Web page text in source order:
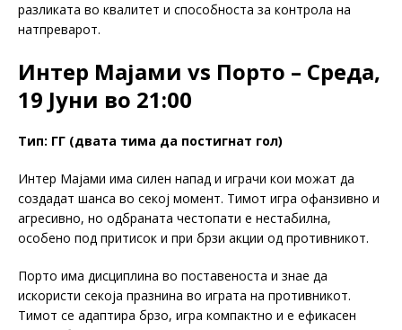
разликата во квалитет и способноста за контрола на
натпреварот.
Интер Мајами vs Порто – Среда,
19 Јуни во 21:00
Тип: ГГ (двата тима да постигнат гол)
Интер Мајами има силен напад и играчи кои можат да
создадат шанса во секој момент. Тимот игра офанзивно и
агресивно, но одбраната честопати е нестабилна,
особено под притисок и при брзи акции од противникот.
Порто има дисциплина во поставеноста и знае да
искористи секоја празнина во играта на противникот.
Тимот се адаптира брзо, игра компактно и е ефикасен